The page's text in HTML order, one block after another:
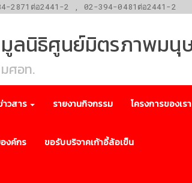
2871ต่อ2441-2 , 02-394-0481ต่อ2441-2
มูลนิธิศูนย์มิตรภาพมนุษ
มศอท.
าวสาร รายงานกิจกรรม โครงการของเรา
งค์กร ขอรับบริจาคเก้าอี้ล้อเข็น